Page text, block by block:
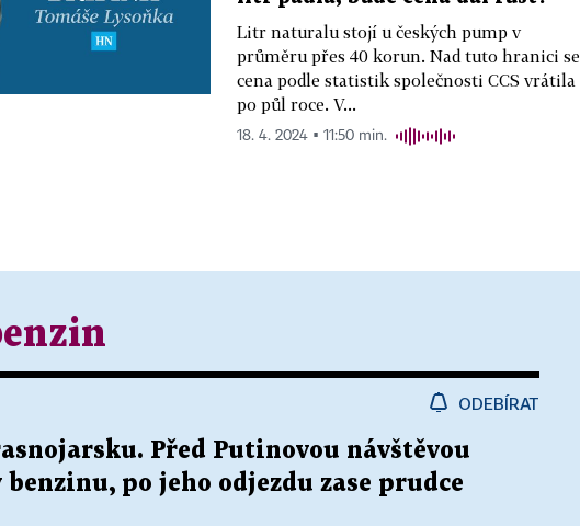
Litr naturalu stojí u českých pump v
průměru přes 40 korun. Nad tuto hranici se
cena podle statistik společnosti CCS vrátila
po půl roce. V...
18. 4. 2024 ▪ 11:50 min.
ODEBÍRAT
Před Putinovou návštěvou
benzinu, po jeho odjezdu zase prudce